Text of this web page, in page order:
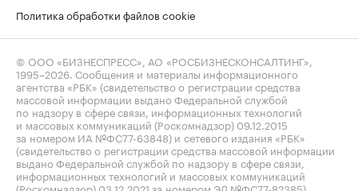
Политика обработки файлов cookie
© ООО «БИЗНЕСПРЕСС», АО «РОСБИЗНЕСКОНСАЛТИНГ»,
1995–2026 . Сообщения и материалы информационного
агентства «РБК» (свидетельство о регистрации средства
массовой информации выдано Федеральной службой
по надзору в сфере связи, информационных технологий
и массовых коммуникаций (Роскомнадзор) 09.12.2015
за номером ИА №ФС77-63848) и сетевого издания «РБК»
(свидетельство о регистрации средства массовой информации
выдано Федеральной службой по надзору в сфере связи,
информационных технологий и массовых коммуникаций
(Роскомнадзор) 03.12.2021 за номером ЭЛ №ФС77-82385)